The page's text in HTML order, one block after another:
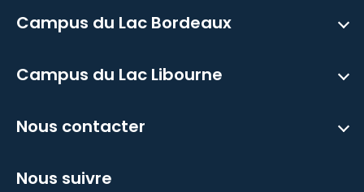
Campus du Lac Bordeaux
Campus du Lac Libourne
Nous contacter
Nous suivre